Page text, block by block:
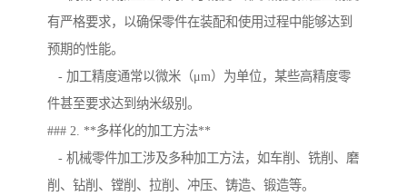
有严格要求，以确保零件在装配和使用过程中能够达到
预期的性能。
- 加工精度通常以微米（μm）为单位，某些高精度零
件甚至要求达到纳米级别。
### 2. **多样化的加工方法**
- 机械零件加工涉及多种加工方法，如车削、铣削、磨
削、钻削、镗削、拉削、冲压、铸造、锻造等。